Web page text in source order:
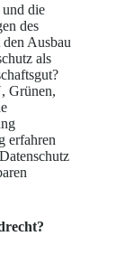
die
des
Ausbau
als
Grünen,
erfahren